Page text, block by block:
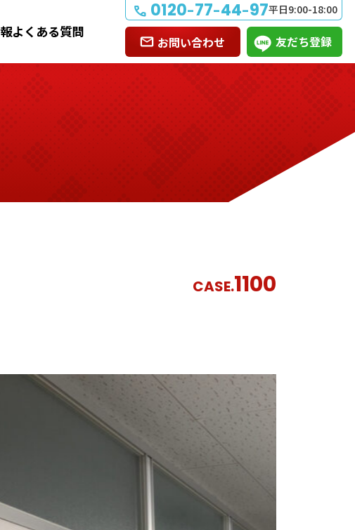
0120-77-44-97平日9:00-18:00
お問い合わせ 友だち登録
よくある質問
CASE.1100